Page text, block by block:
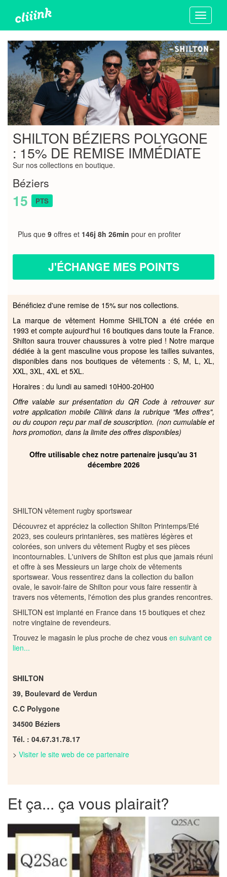
Toggle
SHILTON BÉZIERS POLYGONE
: 15% DE REMISE IMMÉDIATE
Sur nos collections en boutique.
Béziers
15 PTS
Plus que 9 offres et 146j 8h 26min pour en profiter
J'ÉCHANGE MES POINTS
Bénéficiez d'une remise de 15% sur nos collections.
La marque de vêtement Homme SHILTON a été créée en
1993 et compte aujourd'hui 16 boutiques dans toute la France.
Shilton saura trouver chaussures à votre pied ! Notre marque
dédiée à la gent masculine vous propose les tailles suivantes,
disponibles dans nos boutiques de vêtements : S, M, L, XL,
XXL, 3XL, 4XL et 5XL.
Horaires : du lundi au samedi 10H00-20H00
Offre valable sur présentation du QR Code à retrouver sur
votre application mobile Cliiink dans la rubrique "Mes offres",
ou du coupon reçu par mail de souscription. (non cumulable et
hors promotion, dans la limite des offres disponibles)
Offre utilisable chez notre partenaire jusqu'au 31
décembre 2026
SHILTON vêtement rugby sportswear
Découvrez et appréciez la collection Shilton Printemps/Eté
2023, ses couleurs printanières, ses matières légères et
colorées, son univers du vêtement Rugby et ses pièces
incontournables. L'univers de Shilton est plus que jamais réuni
et offre à ses Messieurs un large choix de vêtements
sportswear. Vous ressentirez dans la collection du ballon
ovale, le savoir-faire de Shilton pour vous faire ressentir à
travers nos vêtements, l'émotion des plus grandes rencontres.
SHILTON est implanté en France dans 15 boutiques et chez
notre vingtaine de revendeurs.
Trouvez le magasin le plus proche de chez vous en suivant ce
lien...
SHILTON
39, Boulevard de Verdun
C.C Polygone
34500 Béziers
Tél. : 04.67.31.78.17
> Visiter le site web de ce partenaire
Et ça... ça vous plairait?